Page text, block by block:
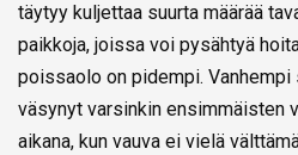
täytyy kuljettaa suurta määrää
paikkoja, joissa voi pysähtyä
poissaolo on pidempi.
väsynyt varsinkin ensimmäisten
aikana, kun vauva ei vielä